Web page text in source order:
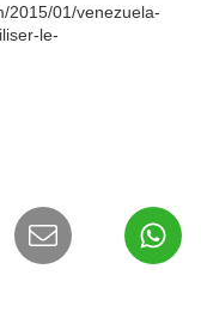
2015/01/venezuela-
le-